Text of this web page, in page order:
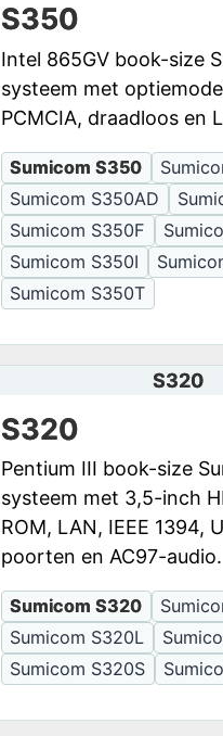
S350
Intel 865GV book-size
systeem met
PCMCIA, draadloos en
Sumicom S350
Sumicom S350AD
Sumicom S350F
Sumicom S350I
Sumicom S350T
S320
S320
Pentium III book-size
systeem met 3,5-inch
ROM, LAN, IEEE 1394,
poorten en AC97-audio.
Sumicom S320
Sumicom S320L
Sumicom S320S